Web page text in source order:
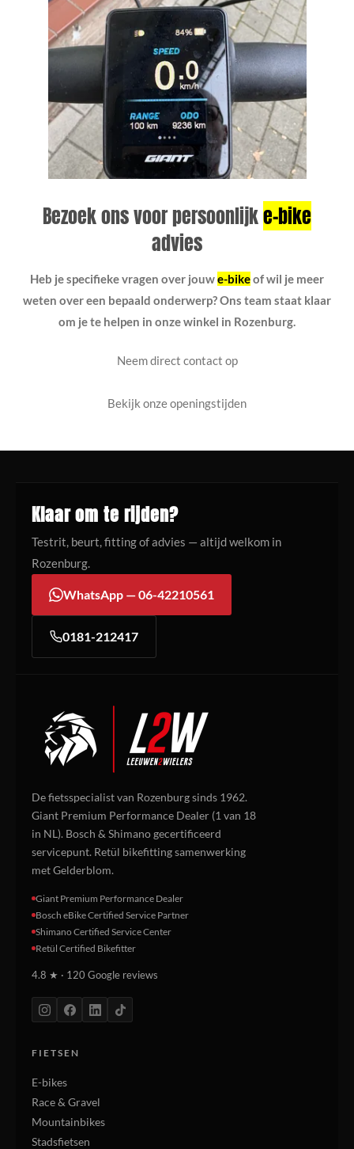
Bezoek ons voor persoonlijke-bike
advies
Heb je specifieke vragen over jouwe-bikeof wil je meer
weten over een bepaald onderwerp? Ons team staat klaar
om je te helpen in onze winkel in Rozenburg.
Neem direct contact op
Bekijk onze openingstijden
Klaar om te rijden?
Testrit, beurt, fitting of advies — altijd welkom in
Rozenburg.
WhatsApp — 06-42210561
0181-212417
De fietsspecialist van Rozenburg sinds 1962.
Giant Premium Performance Dealer (1 van 18
in NL). Bosch & Shimano gecertificeerd
servicepunt. Retül bikefitting samenwerking
met Gelderblom.
Giant Premium Performance Dealer
Bosch eBike Certified Service Partner
Shimano Certified Service Center
Retül Certified Bikefitter
4.8 ★ · 120 Google reviews
FIETSEN
E-bikes
Race & Gravel
Mountainbikes
Stadsfietsen